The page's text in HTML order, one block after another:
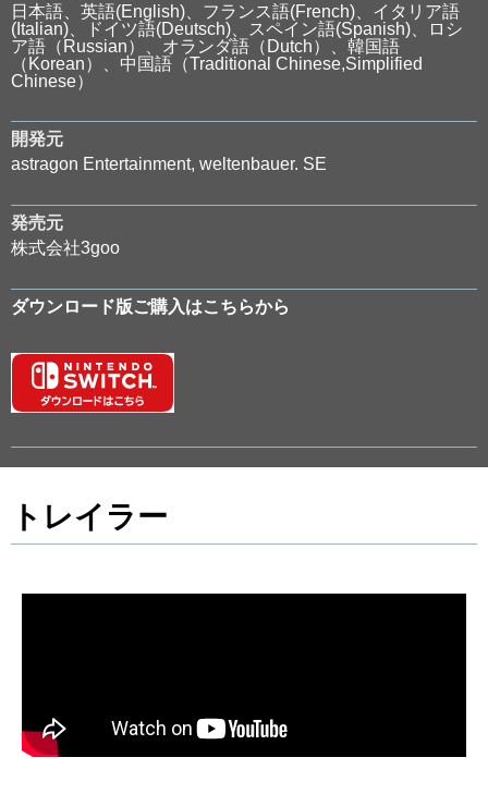
日本語、英語(English)、フランス語(French)、イタリア語
(Italian)、ドイツ語(Deutsch)、スペイン語(Spanish)、ロシ
ア語（Russian）、オランダ語（Dutch）、韓国語
（Korean）、中国語（Traditional Chinese,Simplified
Chinese）
開発元
astragon Entertainment, weltenbauer. SE
発売元
株式会社3goo
ダウンロード版ご購入はこちらから
トレイラー